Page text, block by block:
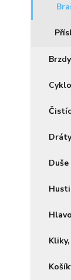
Brzdy
Duše